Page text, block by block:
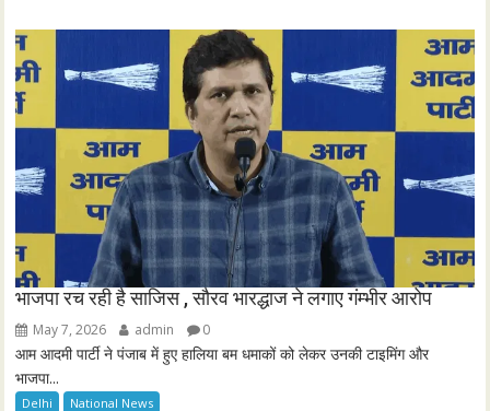
e
n
भाजपा रच रही है साजिस , सौरव भारद्धाज ने लगाए गंम्भीर आरोप
May 7, 2026 admin 0
आम आदमी पार्टी ने पंजाब में हुए हालिया बम धमाकों को लेकर उनकी टाइमिंग और
भाजपा...
Delhi National News